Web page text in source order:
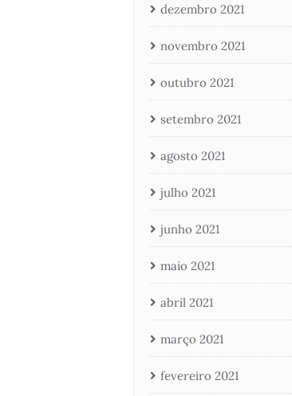
dezembro 2021
novembro 2021
outubro 2021
setembro 2021
agosto 2021
julho 2021
junho 2021
maio 2021
abril 2021
março 2021
fevereiro 2021